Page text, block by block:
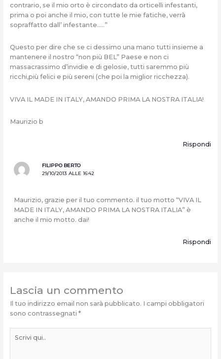
contrario, se il mio orto è circondato da orticelli infestanti,
prima o poi anche il mio, con tutte le mie fatiche, verrà
sopraffatto dall’ infestante…..”
Questo per dire che se ci dessimo una mano tutti insieme a
mantenere il nostro “non più BEL” Paese e non ci
massacrassimo d’invidie e di gelosie, tutti saremmo più
ricchi,più felici e più sereni (che poi la miglior ricchezza).
VIVA IL MADE IN ITALY, AMANDO PRIMA LA NOSTRA ITALIA!
Maurizio b
Rispondi
FILIPPO BERTO
29/10/2013 ALLE 16:42
Maurizio, grazie per il tuo commento. il tuo motto “VIVA IL
MADE IN ITALY, AMANDO PRIMA LA NOSTRA ITALIA” è
anche il mio motto. dai!
Rispondi
Lascia un commento
Il tuo indirizzo email non sarà pubblicato. I campi obbligatori
sono contrassegnati *
qui..